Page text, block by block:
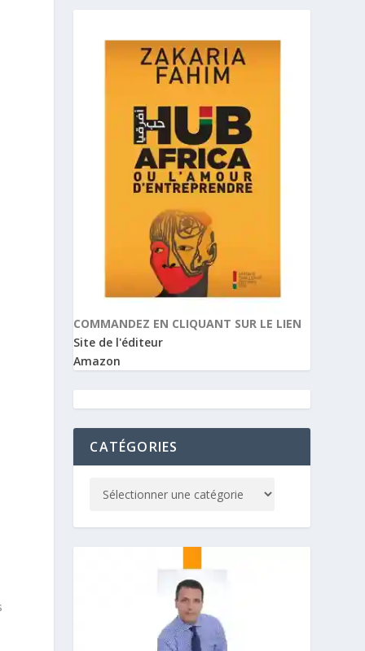
COMMANDEZ EN CLIQUANT SUR LE LIEN
Site de l'éditeur
Amazon
CATÉGORIES